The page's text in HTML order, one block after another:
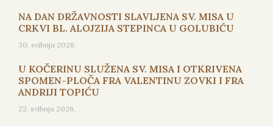
NA DAN DRŽAVNOSTI SLAVLJENA SV. MISA U
CRKVI BL. ALOJZIJA STEPINCA U GOLUBIĆU
30. svibnja 2026.
U KOČERINU SLUŽENA SV. MISA I OTKRIVENA
SPOMEN-PLOČA FRA VALENTINU ZOVKI I FRA
ANDRIJI TOPIĆU
22. svibnja 2026.